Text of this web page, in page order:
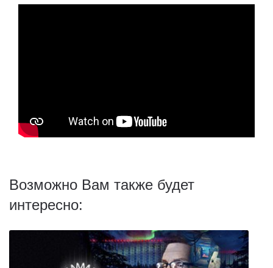
Возможно Вам также будет
интересно: